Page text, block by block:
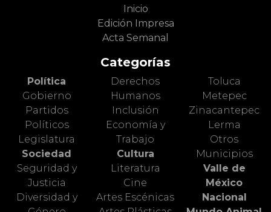
Inicio
Edición Impresa
Acta Semanal
Categorías
Política
Gobierno
Partidos
Políticos
Legislatura
Sociedad
Seguridad y
Justicia
Diversidad y
Derechos
Humanos
Inclusión
Economía y
Trabajo
Cultura
Literatura
Cine
Artes Escénicas
Toluca
Metepec
Zinacantepec
Lerma
Otros
Municipios
Valle de
México
Nacional